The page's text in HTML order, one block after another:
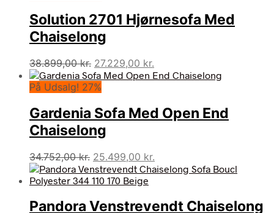
Solution 2701 Hjørnesofa Med
Chaiselong
38.899,00kr. Den
oprindelige
pris
38.899,00 kr..
27.229,00 kr.
aktuelle
27.229,00 kr..
På Udsalg! 27%
Gardenia Sofa Med Open End
Chaiselong
34.752,00kr. Den
oprindelige
pris
34.752,00 kr..
25.499,00 kr.
aktuelle
25.499,00 kr..
Pandora Venstrevendt Chaiselong